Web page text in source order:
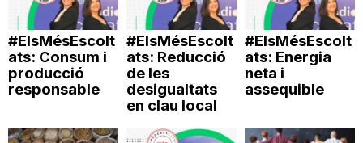
r
r
#ElsMésEscolt
ats: Consum i
producció
responsable
#ElsMésEscolt
ats: Reducció
de les
desigualtats
en clau local
#ElsMésEscolt
ats: Energia
neta i
assequible